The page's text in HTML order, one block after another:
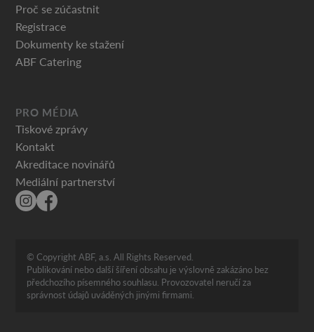
Proč se zúčastnit
Registrace
Dokumenty ke stažení
ABF Catering
PRO MÉDIA
Tiskové zprávy
Kontakt
Akreditace novinářů
Mediální partnerství
© Copyright ABF, a.s. All Rights Reserved.
Publikování nebo další šíření obsahu je výslovně zakázáno bez
předchozího písemného souhlasu. Provozovatel neručí za
správnost údajů uváděných jinými firmami.